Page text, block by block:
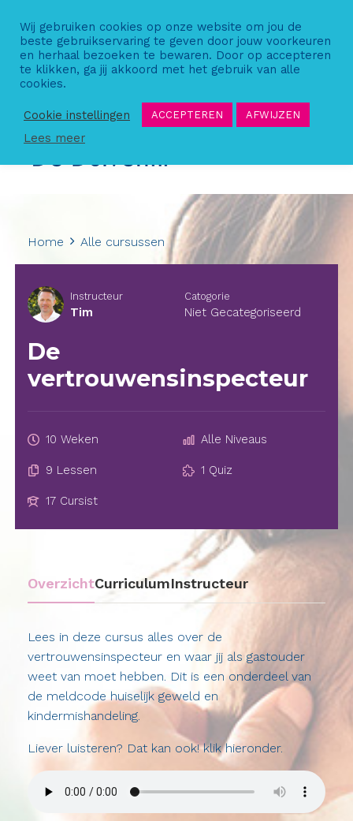
content
Home Alle cursussen
Instructeur
Tim
Catogorie
Niet Gecategoriseerd
De
vertrouwensinspecteur
10 Weken Alle Niveaus
9 Lessen 1 Quiz
17 Cursist
OverzichtCurriculumInstructeur
Lees in deze cursus alles over de
vertrouwensinspecteur en waar jij als gastouder
weet van moet hebben. Dit is een onderdeel van
de meldcode huiselijk geweld en
kindermishandeling.
Liever luisteren? Dat kan ook! klik hieronder.
Wij gebruiken cookies op onze website om jou de
beste gebruikservaring te geven door jouw voorkeuren
en herhaal bezoeken te bewaren. Door op accepteren
te klikken, ga jij akkoord met het gebruik van alle
cookies.
Cookie instellingen ACCEPTEREN AFWIJZEN
Lees meer